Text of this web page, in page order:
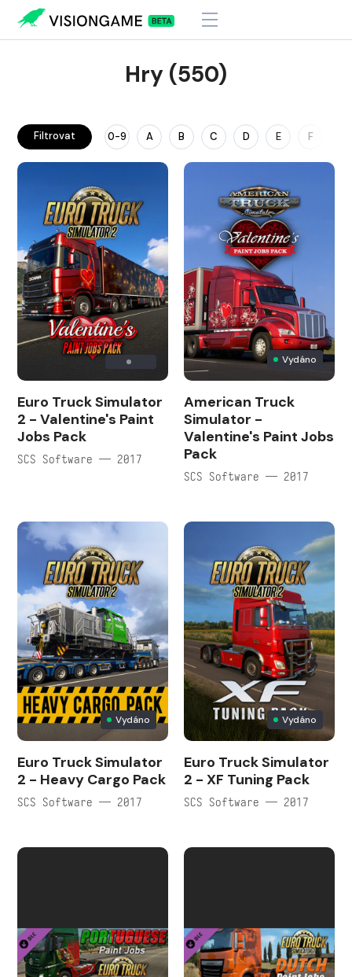
Hry (550)
Filtrovat 0-9 A B C D E F
Euro Truck Simulator
2 - Valentine's Paint
Jobs Pack
SCS Software — 2017
Vydáno
American Truck
Simulator -
Valentine's Paint Jobs
Pack
SCS Software — 2017
Vydáno
Euro Truck Simulator
2 - Heavy Cargo Pack
SCS Software — 2017
Vydáno
Euro Truck Simulator
2 - XF Tuning Pack
SCS Software — 2017